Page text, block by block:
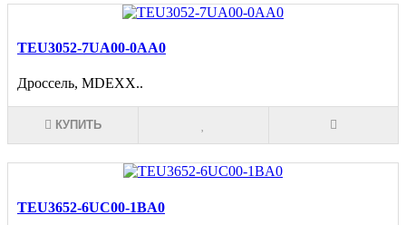
TEU3052-7UA00-0AA0
Дроссель, MDEXX..
КУПИТЬ
TEU3652-6UC00-1BA0